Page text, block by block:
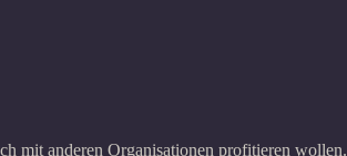
mit anderen Organisationen profitieren wollen.